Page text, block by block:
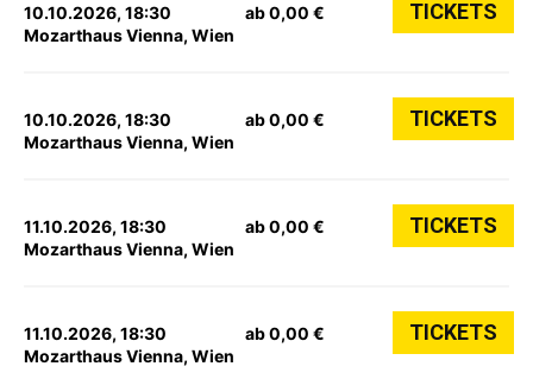
10.10.2026, 18:30
Mozarthaus Vienna, Wien
ab 0,00 € TICKETS
10.10.2026, 18:30
Mozarthaus Vienna, Wien
ab 0,00 € TICKETS
11.10.2026, 18:30
Mozarthaus Vienna, Wien
ab 0,00 € TICKETS
11.10.2026, 18:30
Mozarthaus Vienna, Wien
ab 0,00 € TICKETS